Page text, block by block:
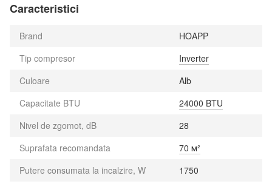
Caracteristici
Brand
HOAPP
Tip compresor
Inverter
Culoare
Alb
Capacitate BTU
24000 BTU
Nivel de zgomot, dB
28
Suprafata recomandata
70 м²
Putere consumata la incalzire, W
1750